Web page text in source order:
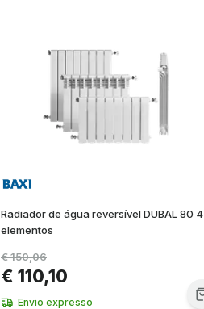
Radiador de água reversível DUBAL 80 4
elementos
€ 110,10
€ 150,06
Envio expresso